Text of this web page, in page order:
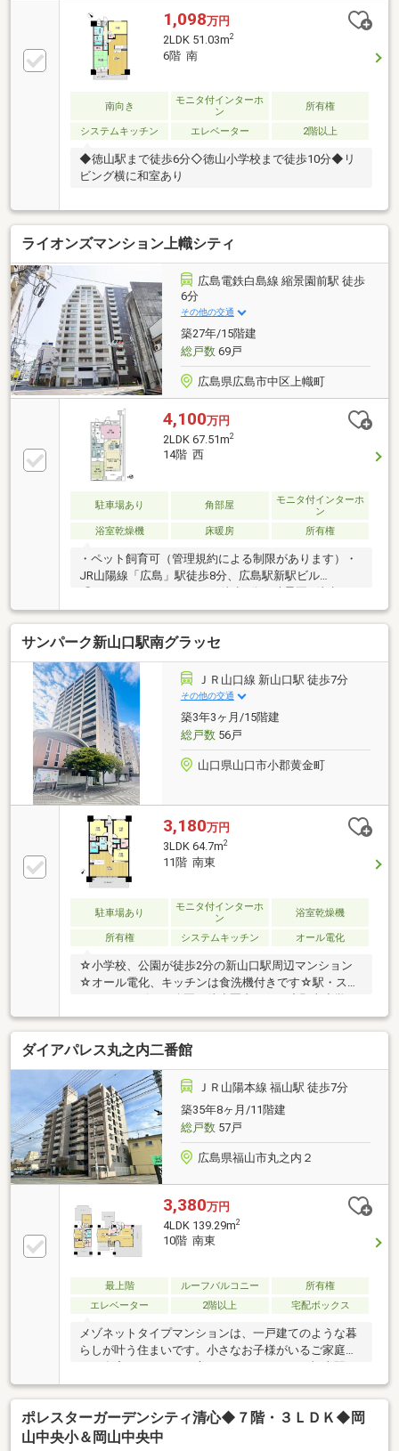
1,098万円
2LDK 51.03m2
6階 南
南向き
モニタ付インターホ
ン
所有権
システムキッチン エレベーター 2階以上
◆徳山駅まで徒歩6分◇徳山小学校まで徒歩10分◆リ
ビング横に和室あり
ライオンズマンション上幟シティ
広島電鉄白島線 縮景園前駅 徒歩
6分
その他の交通
築27年/15階建
総戸数69戸
広島県広島市中区上幟町
4,100万円
2LDK 67.51m2
14階 西
駐車場あり 角部屋
モニタ付インターホ
ン
浴室乾燥機
床暖房 所有権
・ペット飼育可（管理規約による制限があります）・
JR山陽線「広島」駅徒歩8分、広島駅新駅ビル
「minamoa（ミナモア）」徒歩8分・縮景園…徒歩5
分・ユアーズ幟町店…徒歩8分・広島市立幟町小学校…
徒歩5分・広島女学院中・高等学校…徒歩5分・エリザ
ベト音楽大学…徒歩6分シャッターゲート付き駐車場
（月額使用料27000円）2027年7月21日現在空き有
サンパーク新山口駅南グラッセ
ＪＲ山口線 新山口駅 徒歩7分
その他の交通
築3年3ヶ月/15階建
総戸数56戸
山口県山口市小郡黄金町
3,180万円
3LDK 64.7m2
11階 南東
駐車場あり
モニタ付インターホ
ン
浴室乾燥機
所有権 システムキッチン オール電化
☆小学校、公園が徒歩2分の新山口駅周辺マンション
☆オール電化、キッチンは食洗機付きです☆駅・スー
校 徒歩2分（約130m）・小郡中学校 徒歩27分（約
2100m）・黄金公園 徒歩1分（約74m）・セブン-イ
レブン 山口小郡黄金町店 徒歩4分（約300m）・マッ
クスバリュ 小郡南店 徒歩9分（約700m）・WASHハ
ウス 山口小郡黄金店 徒歩3分（約220m）
ダイアパレス丸之内二番館
ＪＲ山陽本線 福山駅 徒歩7分
築35年8ヶ月/11階建
総戸数57戸
広島県福山市丸之内２
3,380万円
4LDK 139.29m2
10階 南東
最上階 ルーフバルコニー
所有権
エレベーター
2階以上 宅配ボックス
メゾネットタイプマンションは、一戸建てのような暮
らしが叶う住まいです。小さなお子様がいるご家庭
や、在宅ワークをする方にもおすすめです。福山駅ま
で徒歩約7分で通勤や通学も便利です。最上階のお部
屋で開放的でゆとりのある生活が送れそう。バルコニ
ーからは、福山の街並みが見渡せます。お陽さまの光
とさわやかな風をたっぷりとりこめ、室内がいつも明
ポレスターガーデンシティ清心◆７階・３ＬＤＫ◆岡
山中央小＆岡山中央中